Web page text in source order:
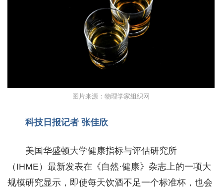
图片来源：物理学家组织网
科技日报记者 张佳欣
美国华盛顿大学健康指标与评估研究所
（IHME）最新发表在《自然·健康》杂志上的一项大
规模研究显示，即使每天饮酒不足一个标准杯，也会